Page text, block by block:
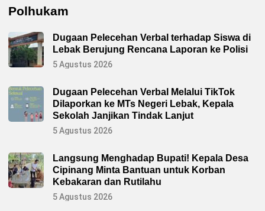
Polhukam
Dugaan Pelecehan Verbal terhadap Siswa di
Lebak Berujung Rencana Laporan ke Polisi
5 Agustus 2026
Dugaan Pelecehan Verbal Melalui TikTok
Dilaporkan ke MTs Negeri Lebak, Kepala
Sekolah Janjikan Tindak Lanjut
5 Agustus 2026
Langsung Menghadap Bupati! Kepala Desa
Cipinang Minta Bantuan untuk Korban
Kebakaran dan Rutilahu
5 Agustus 2026